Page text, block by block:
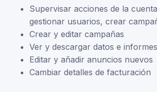
Supervisar acciones de la
gestionar usuarios, crear
Crear y editar campañas
Ver y descargar datos e
Editar y añadir anuncios nuevos
Cambiar detalles de facturación